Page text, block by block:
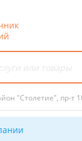
"Столетие", пр-т